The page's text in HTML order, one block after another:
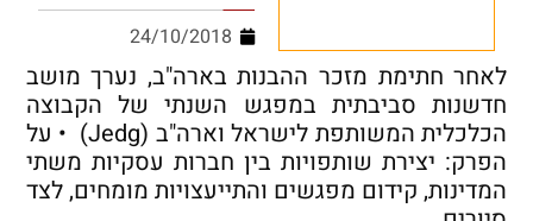
24/10/2018
לאחר חתימת מזכר ההבנות בארה"ב, נערך מושב
חדשנות סביבתית במפגש השנתי של הקבוצה
הכלכלית המשותפת לישראל וארה"ב (Jedg) • על
הפרק: יצירת שותפויות בין חברות עסקיות משתי
המדינות, קידום מפגשים והתייעצויות מומחים, לצד